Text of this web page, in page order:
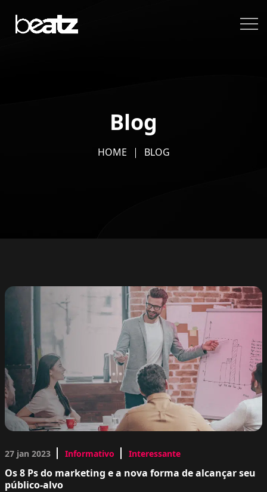
Blog
HOME BLOG
27 jan 2023 Informativo Interessante
Os 8 Ps do marketing e a nova forma de alcançar seu
público-alvo